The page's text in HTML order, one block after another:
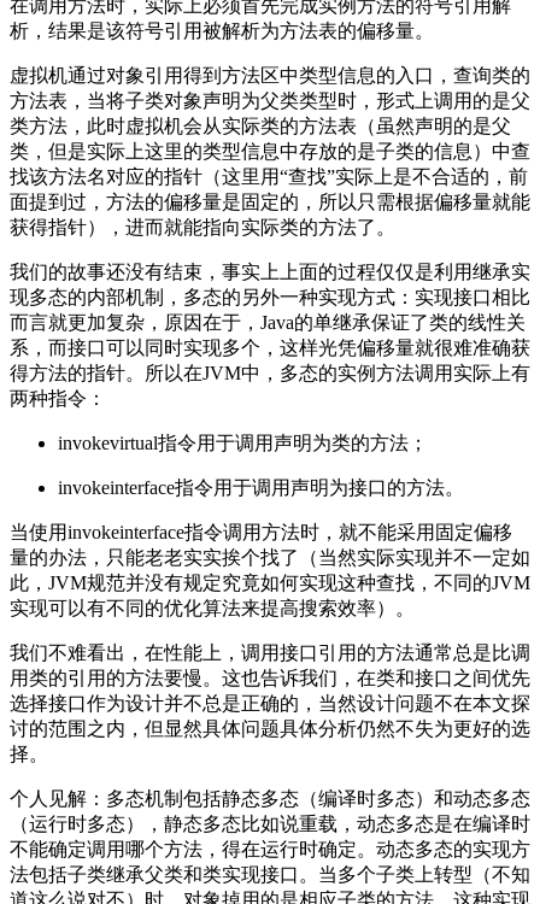
在调用方法时，实际上必须首先完成实例方法的符号引用解
析，结果是该符号引用被解析为方法表的偏移量。
虚拟机通过对象引用得到方法区中类型信息的入口，查询类的
方法表，当将子类对象声明为父类类型时，形式上调用的是父
类方法，此时虚拟机会从实际类的方法表（虽然声明的是父
类，但是实际上这里的类型信息中存放的是子类的信息）中查
找该方法名对应的指针（这里用“查找”实际上是不合适的，前
面提到过，方法的偏移量是固定的，所以只需根据偏移量就能
获得指针），进而就能指向实际类的方法了。
我们的故事还没有结束，事实上上面的过程仅仅是利用继承实
现多态的内部机制，多态的另外一种实现方式：实现接口相比
而言就更加复杂，原因在于，Java的单继承保证了类的线性关
系，而接口可以同时实现多个，这样光凭偏移量就很难准确获
得方法的指针。所以在JVM中，多态的实例方法调用实际上有
两种指令：
invokevirtual指令用于调用声明为类的方法；
invokeinterface指令用于调用声明为接口的方法。
当使用invokeinterface指令调用方法时，就不能采用固定偏移
量的办法，只能老老实实挨个找了（当然实际实现并不一定如
此，JVM规范并没有规定究竟如何实现这种查找，不同的JVM
实现可以有不同的优化算法来提高搜索效率）。
我们不难看出，在性能上，调用接口引用的方法通常总是比调
用类的引用的方法要慢。这也告诉我们，在类和接口之间优先
选择接口作为设计并不总是正确的，当然设计问题不在本文探
讨的范围之内，但显然具体问题具体分析仍然不失为更好的选
择。
个人见解：多态机制包括静态多态（编译时多态）和动态多态
（运行时多态），静态多态比如说重载，动态多态是在编译时
不能确定调用哪个方法，得在运行时确定。动态多态的实现方
法包括子类继承父类和类实现接口。当多个子类上转型（不知
道这么说对不）时，对象掉用的是相应子类的方法，这种实现